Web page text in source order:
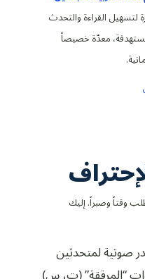
القراءة والتحدث
معدّة خصيصاً
وقتاً وصبراً. إليك
صوتية لمتحدثين